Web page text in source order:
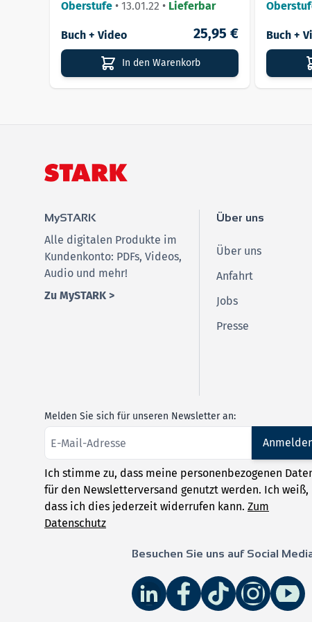
Oberstufe • 13.01.22 • Lieferbar
Buch + Video 25,95 €
In den Warenkorb
Buch +
MySTARK
Alle digitalen Produkte im
Kundenkonto: PDFs, Videos,
Audio und mehr!
Zu MySTARK >
Über uns
Über uns
Anfahrt
Jobs
Presse
Melden Sie sich für unseren Newsletter an:
Ich stimme zu, dass meine personenbezogenen
für den Newsletterversand genutzt werden. Ich weiß,
dass ich dies jederzeit widerrufen kann. Zum
Datenschutz
Besuchen Sie uns auf Social